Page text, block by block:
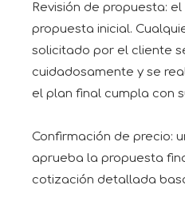
Revisión de propuesta:
propuesta inicial.
solicitado por el cliente
cuidadosamente y se
el plan final cumpla con
Confirmación de precio:
aprueba la propuesta
cotización detallada